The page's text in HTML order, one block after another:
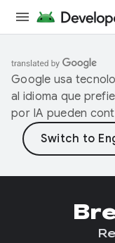
Google usa
al idioma que
por IA pueden